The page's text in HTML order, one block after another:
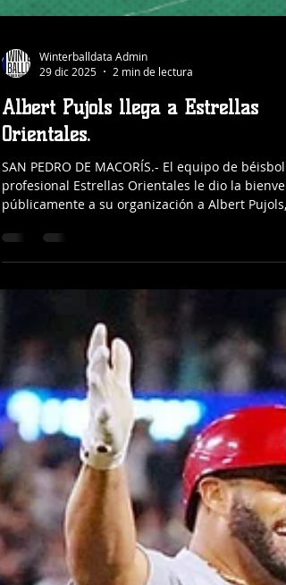
Winterballdata Admin
29 dic 2025
2 min de lectura
Orientales.
SAN PEDRO DE MACORÍS.- El equipo de béisbol
profesional Estrellas Orientales le dio la
inmortal del Salón de la Fama del Béisbol en
Cooperstown, Estados unidos, y del Pabellón de
prensa, el presidente de las Estrellas, ingeniero
Feris, aseguró que se siente muy complacido
en su organización “a una leyenda viviente del
rey en